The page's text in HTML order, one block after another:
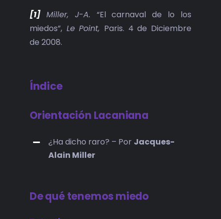
[1] Miller, J-A. “El carnaval de lo los
miedos”,Le Point, Paris. 4 de Diciembre
de 2008.
Índice
Orientación Lacaniana
¿Ha dicho raro? – Por Jacques-
Alain Miller
De qué tenemos miedo